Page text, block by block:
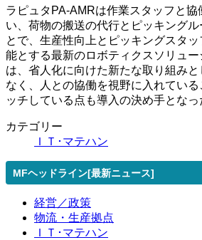
ラピュタPA-AMRは作業スタッフと
い、荷物の搬送の代行とピッキング
とで、生産性向上とピッキングスタ
能とする最新のロボティクスソリュ
は、省人化に向けた新たな取り組み
なく、人との協働を視野に入れてい
ッチしている点も導入の決め手となっ
カテゴリー
ＩＴ･マテハン
MFヘッドライン[最新ニュース]
経営／政策
物流・生産拠点
ＩＴ･マテハン